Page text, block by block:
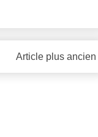
Article plus ancien